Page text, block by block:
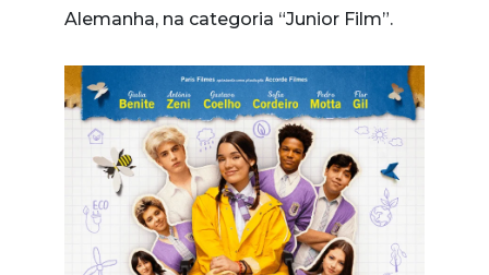
Alemanha, na categoria “Junior Film”.